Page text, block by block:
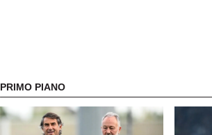
PRIMO PIANO